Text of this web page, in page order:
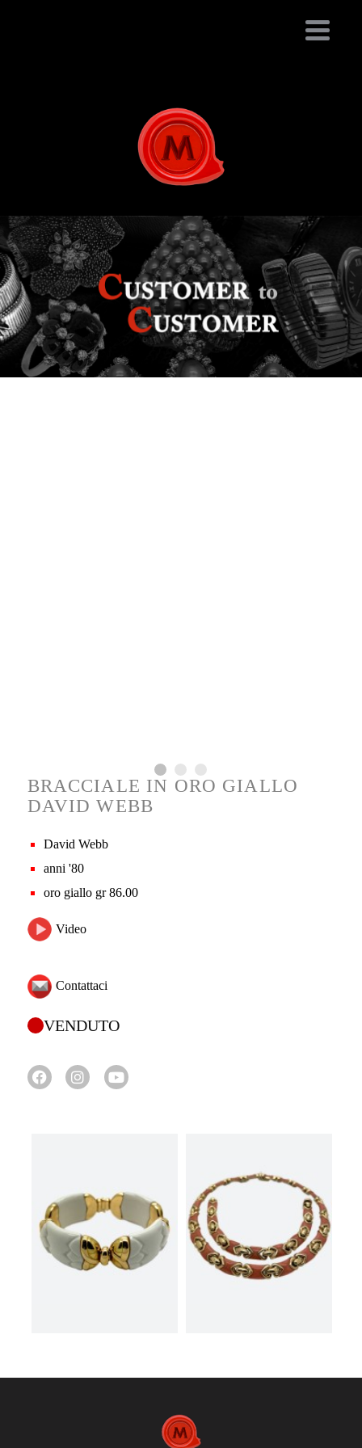
BRACCIALE IN ORO GIALLO
DAVID WEBB
David Webb
anni '80
oro giallo gr 86.00
Video
Contattaci
VENDUTO